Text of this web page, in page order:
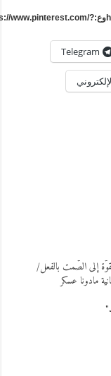
الموضhttps://web.facebook.com/afaqhorra/aboutوع:https://www.pinterest.com/?
الصّمت بالفعل/
عسكر